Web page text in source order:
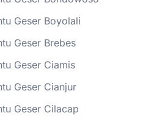
Geser Boyolali
Geser Brebes
Geser Ciamis
Geser Cianjur
Geser Cilacap